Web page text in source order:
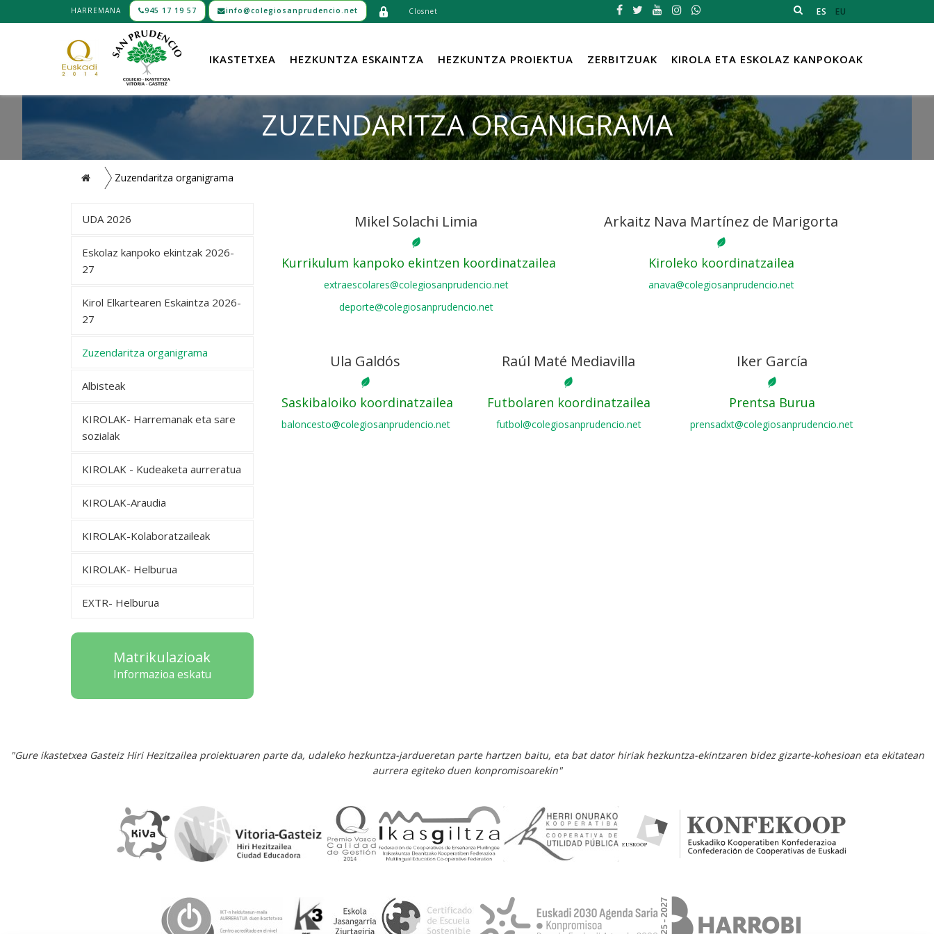
HARREMANA 945 17 19 57 info@colegiosanprudencio.net Closnet ES EU
IKASTETXEA HEZKUNTZA ESKAINTZA HEZKUNTZA PROIEKTUA ZERBITZUAK KIROLA ETA ESKOLAZ KANPOKOAK
ZUZENDARITZA ORGANIGRAMA
Zuzendaritza organigrama
Mikel Solachi Limia
Kurrikulum kanpoko ekintzen koordinatzailea
extraescolares@colegiosanprudencio.net
deporte@colegiosanprudencio.net
Arkaitz Nava Martínez de Marigorta
Kiroleko koordinatzailea
anava@colegiosanprudencio.net
Ula Galdós
Saskibaloiko koordinatzailea
baloncesto@colegiosanprudencio.net
Raúl Maté Mediavilla
Futbolaren koordinatzailea
futbol@colegiosanprudencio.net
Iker García
Prentsa Burua
prensadxt@colegiosanprudencio.net
UDA 2026
Eskolaz kanpoko ekintzak 2026-
27
Kirol Elkartearen Eskaintza 2026-
27
Zuzendaritza organigrama
Albisteak
KIROLAK- Harremanak eta sare
sozialak
KIROLAK - Kudeaketa aurreratua
KIROLAK-Araudia
KIROLAK-Kolaboratzaileak
KIROLAK- Helburua
EXTR- Helburua
Matrikulazioak
Informazioa eskatu
"Gure ikastetxea Gasteiz Hiri Hezitzailea proiektuaren parte da, udaleko hezkuntza-jardueretan parte hartzen baitu, eta bat dator hiriak hezkuntza-ekintzaren bidez gizarte-kohesioan eta ekitatean
aurrera egiteko duen konpromisoarekin"